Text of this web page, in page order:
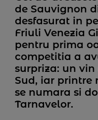
de Sauvignon
desfasurat in
Friuli Venezia
pentru prima
competitia a
surpriza: un
Sud, iar printre
se numara si
Tarnavelor.